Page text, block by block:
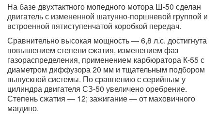
На базе двухтактного мопедного мотора Ш-50 сделан
двигатель с измененной шатунно-поршневой группой и
встроенной пятиступенчатой коробкой передач.
Сравнительно высокая мощность — 6,8 л.с. достигнута
повышением степени сжатия, изменением фаз
газораспределения, применением карбюратора К-55 с
диаметром диффузора 20 мм и тщательным подбором
выпускной системы. По сравнению с серийным у
цилиндра двигателя СЗ-50 увеличено оребрение.
Степень сжатия — 12; зажигание — от маховичного
магдино.